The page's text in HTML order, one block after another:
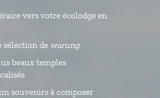
vers votre écolodge en
sélection de warung
beaux temples
souvenirs à composer